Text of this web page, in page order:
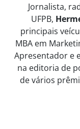
Jornalista,
UFPB,
principais
MBA em
Apresentador e
na editoria de
de vários